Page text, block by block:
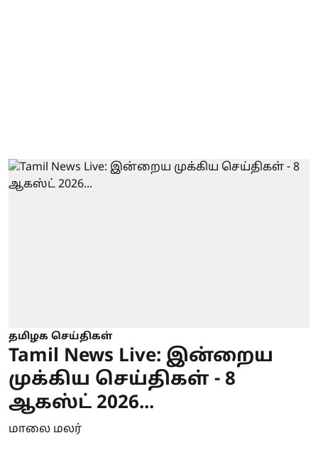
தமிழக செய்திகள்
Tamil News Live: இன்றைய
முக்கிய செய்திகள் - 8
ஆகஸ்ட் 2026...
மாலை மலர்